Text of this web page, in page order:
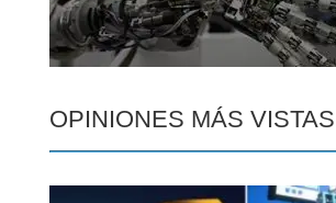
OPINIONES MÁS VISTAS